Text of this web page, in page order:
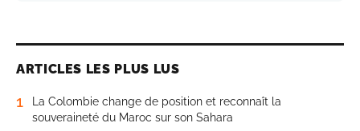
ARTICLES LES PLUS LUS
1
La Colombie change de position et reconnaît la
souveraineté du Maroc sur son Sahara